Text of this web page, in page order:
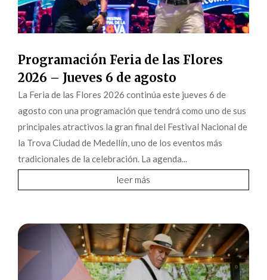
Programación Feria de las Flores
2026 – Jueves 6 de agosto
La Feria de las Flores 2026 continúa este jueves 6 de
agosto con una programación que tendrá como uno de sus
principales atractivos la gran final del Festival Nacional de
la Trova Ciudad de Medellín, uno de los eventos más
tradicionales de la celebración. La agenda...
leer más